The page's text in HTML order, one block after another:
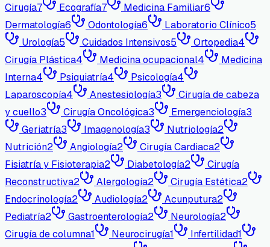
Cirugía7 Ecografía7 Medicina Familiar6
Dermatología6 Odontología6 Laboratorio Clínico5
Urología5 Cuidados Intensivos5 Ortopedia4
Cirugía Plástica4 Medicina ocupacional4
Medicina
Interna4 Psiquiatría4 Psicología4
Laparoscopía4 Anestesiología3
Cirugía de cabeza
y cuello3 Cirugía Oncológica3 Emergenciología3
Geriatría3 Imagenología3 Nutriología2
Nutrición2 Angiología2 Cirugía Cardiaca2
Fisiatría y Fisioterapia2 Diabetología2
Cirugía
Reconstructiva2 Alergología2 Cirugía Estética2
Endocrinología2 Audiología2 Acunputura2
Pediatría2 Gastroenterología2 Neurología2
Cirugía de columna1 Neurocirugía1 Infertilidad1